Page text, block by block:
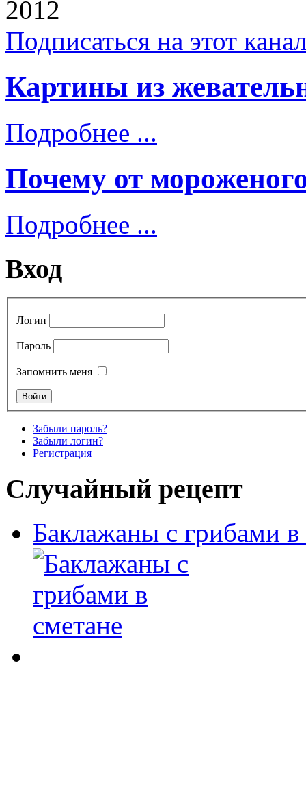
2012
Подписаться на этот
Картины из
Подробнее ...
Почему от
Подробнее ...
Вход
Логин
Пароль
Запомнить меня
Забыли пароль?
Забыли логин?
Регистрация
Случайный рецепт
Баклажаны с грибами в